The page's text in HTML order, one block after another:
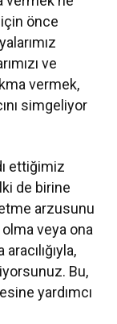
önce
ve
vermek,
simgeliyor
ettiğimiz
de birine
arzusunu
veya ona
Bu,
yardımcı